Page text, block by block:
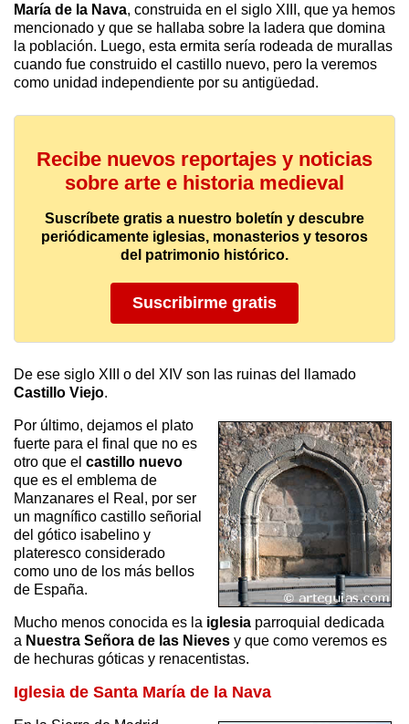
María de la Nava, construida en el siglo XIII, que ya hemos
mencionado y que se hallaba sobre la ladera que domina
la población. Luego, esta ermita sería rodeada de murallas
cuando fue construido el castillo nuevo, pero la veremos
como unidad independiente por su antigüedad.
Recibe nuevos reportajes y noticias
sobre arte e historia medieval
Suscríbete gratis a nuestro boletín y descubre
periódicamente iglesias, monasterios y tesoros
del patrimonio histórico.
Suscribirme gratis
De ese siglo XIII o del XIV son las ruinas del llamado
Castillo Viejo.
Por último, dejamos el plato
fuerte para el final que no es
otro que el castillo nuevo
que es el emblema de
Manzanares el Real, por ser
un magnífico castillo señorial
del gótico isabelino y
plateresco considerado
como uno de los más bellos
de España.
Mucho menos conocida es la iglesia parroquial dedicada
a Nuestra Señora de las Nieves y que como veremos es
de hechuras góticas y renacentistas.
Iglesia de Santa María de la Nava